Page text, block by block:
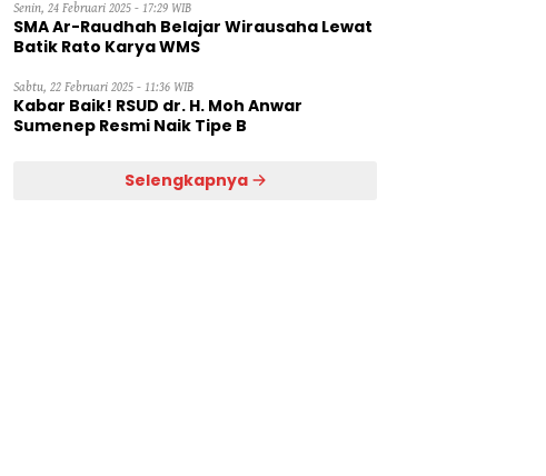
Senin, 24 Februari 2025 - 17:29 WIB
SMA Ar-Raudhah Belajar Wirausaha Lewat
Batik Rato Karya WMS
Sabtu, 22 Februari 2025 - 11:36 WIB
Kabar Baik! RSUD dr. H. Moh Anwar
Sumenep Resmi Naik Tipe B
Selengkapnya